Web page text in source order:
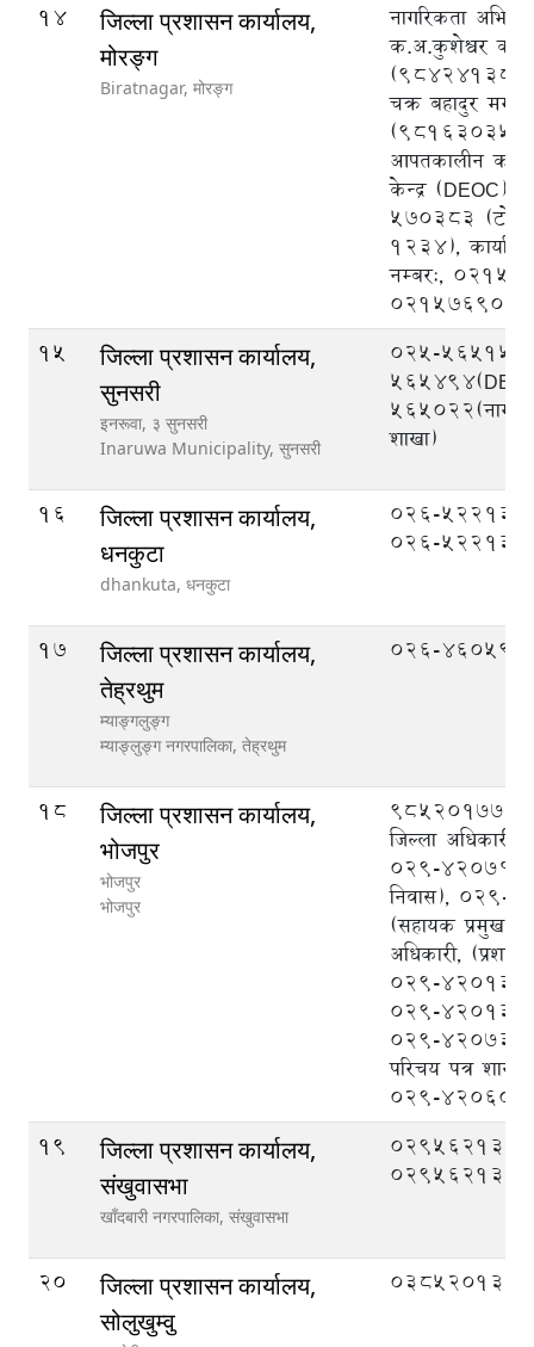
14
जिल्ला प्रशासन कार्यालय,
मोरङ्ग
Biratnagar, मोरङ्ग
नागरिकता
क.अ.कुशेश्वर
चक्र बहादुर मगर
आपतकालीन
केन्द्र (DEOC),
570383 (टोल
1234),
नम्बर:,
021576908
15
जिल्ला प्रशासन कार्यालय,
सुनसरी
इनरूवा, ३ सुनसरी
Inaruwa Municipality, सुनसरी
025-
शाखा)
16
जिल्ला प्रशासन कार्यालय,
धनकुटा
dhankuta, धनकुटा
०२६-५२२१३१,
०२६-५२२१३२
17
जिल्ला प्रशासन कार्यालय,
तेह्रथुम
म्याङ्गलुङ्ग
म्याङ्लुङ्ग नगरपालिका, तेह्रथुम
026-460599
18
जिल्ला प्रशासन कार्यालय,
भोजपुर
भोजपुर
भोजपुर
९८५२०१७७७७
जिल्ला अधिकारी),
०२९-४२०७१५
निवास), ०२९-
(सहायक प्रमुख
अधिकारी, (प्रशासन
०२९-
०२९-४२०१३३/
०२९-४२०७३०
परिचय पत्र शाखा
०२९-४२०६०१)
19
जिल्ला प्रशासन कार्यालय,
संखुवासभा
खाँदबारी नगरपालिका, संखुवासभा
029562133,
029562134
20
जिल्ला प्रशासन कार्यालय,
सोलुखुम्वु
038520132